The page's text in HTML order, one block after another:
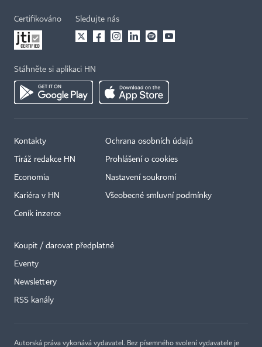
Certifikováno Sledujte nás
Stáhněte si aplikaci HN
Kontakty
Tiráž redakce HN
Economia
Kariéra v HN
Ceník inzerce
Ochrana osobních údajů
Prohlášení o cookies
Nastavení soukromí
Všeobecné smluvní podmínky
Koupit / darovat předplatné
Eventy
Newslettery
RSS kanály
Autorská práva vykonává vydavatel. Bez písemného svolení vydavatele je